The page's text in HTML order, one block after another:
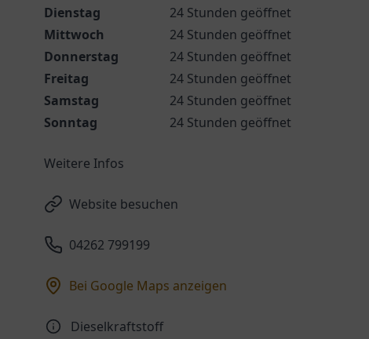
Dienstag
24 Stunden geöffnet
Mittwoch
24 Stunden geöffnet
Donnerstag
24 Stunden geöffnet
Freitag
24 Stunden geöffnet
Samstag
24 Stunden geöffnet
Sonntag
24 Stunden geöffnet
Weitere Infos
Website besuchen
04262 799199
Bei Google Maps anzeigen
Dieselkraftstoff